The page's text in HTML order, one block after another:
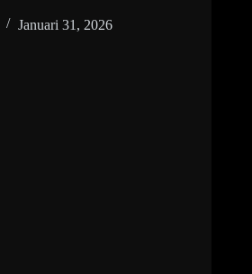
Januari 31, 2026